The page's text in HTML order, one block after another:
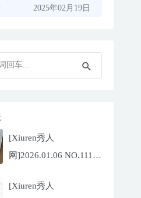
2025年02月19日
[Xiuren秀人
网]2026.01.06 NO.11196
[Xiuren秀人